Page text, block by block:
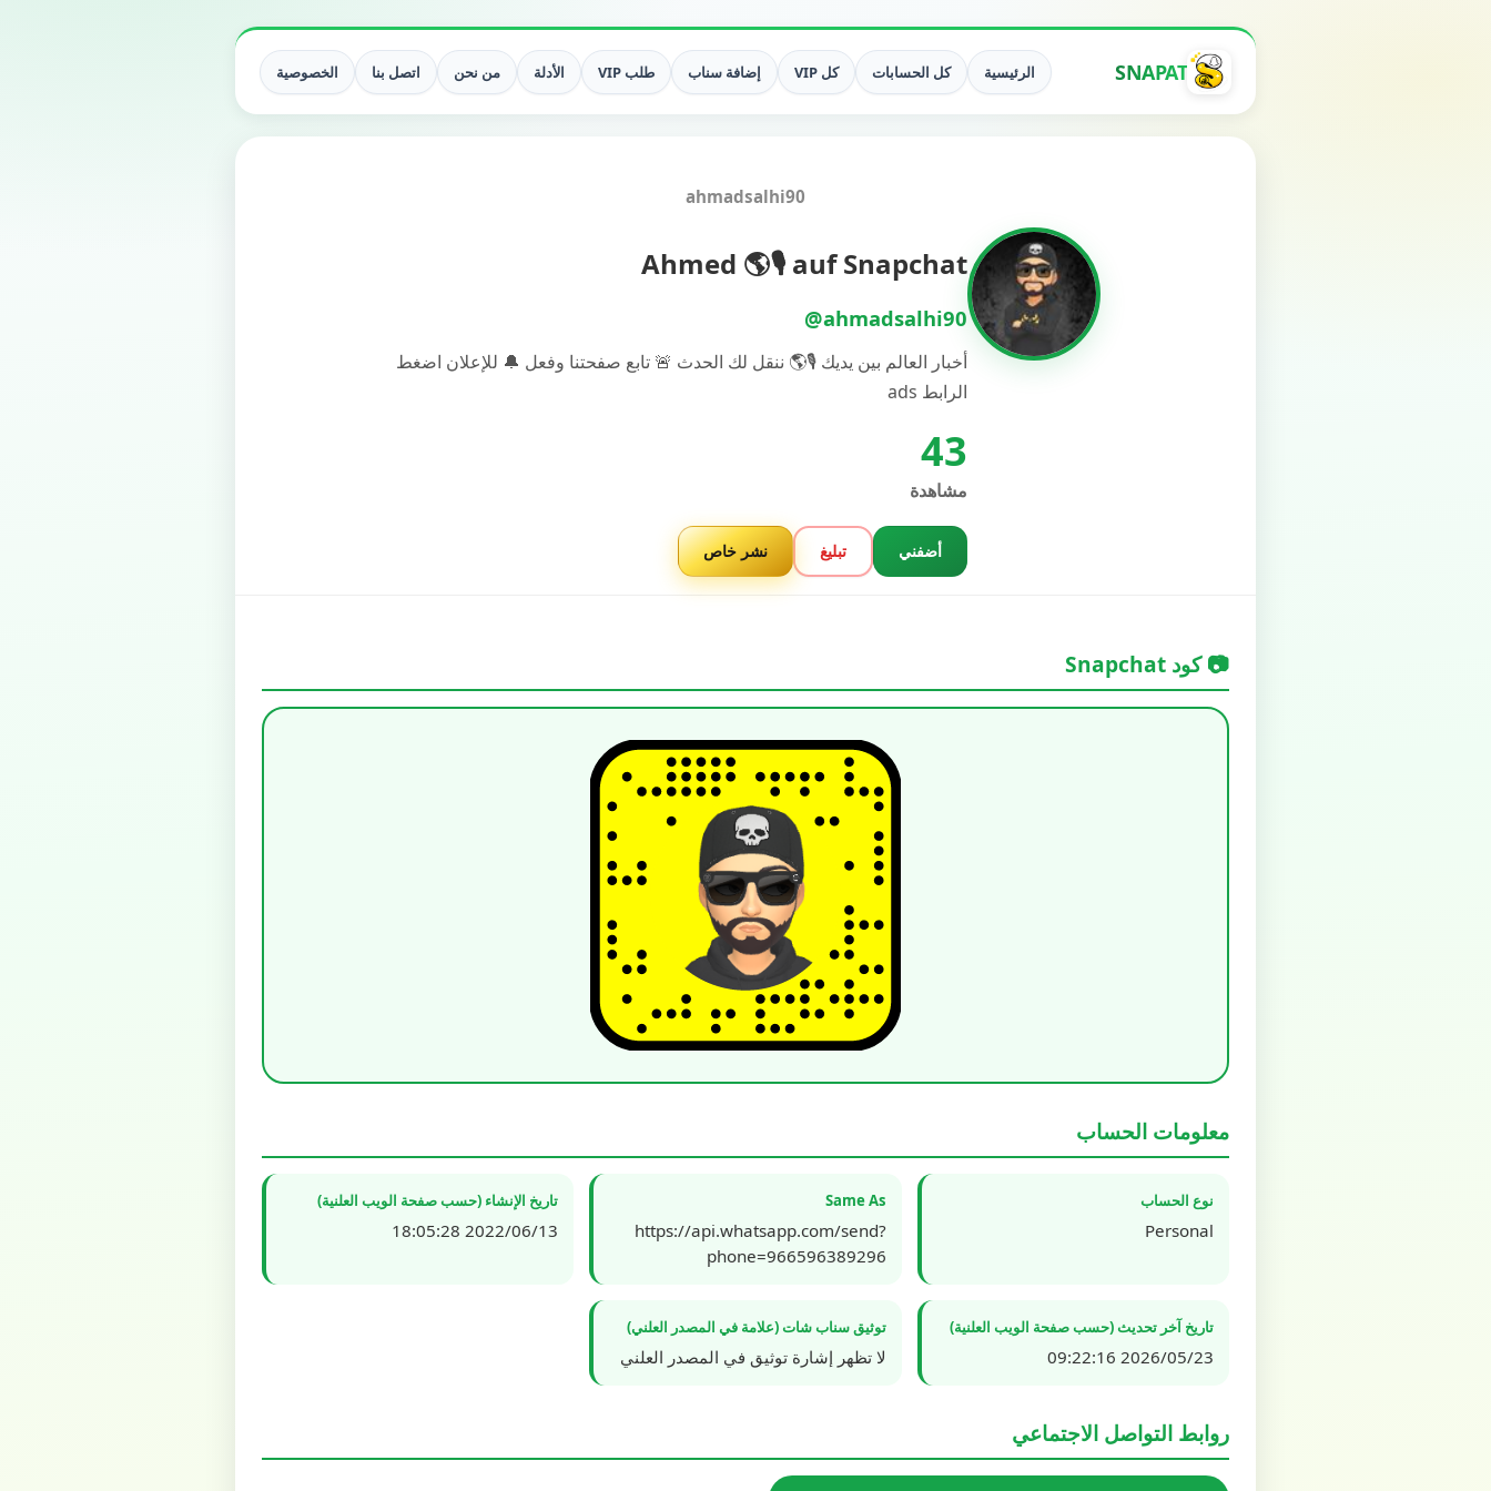
SNAPAT الرئيسية كل الحسابات كل VIP إضافة سناب طلب VIP الأدلة من نحن اتصل بنا الخصوصية
ahmadsalhi90
Ahmed 🌎🎙️ auf Snapchat
@ahmadsalhi90
أخبار العالم بين يديك 🎙️🌎 ننقل لك الحدث 🚨 تابع صفحتنا وفعل 🔔 للإعلان اضغط
الرابط ads
43
مشاهدة
أضفني تبليغ نشر خاص
📷 كود Snapchat
معلومات الحساب
نوع الحساب
Personal
Same As
https://api.whatsapp.com/send?
phone=966596389296
تاريخ الإنشاء (حسب صفحة الويب العلنية)
2022/06/13 18:05:28
تاريخ آخر تحديث (حسب صفحة الويب العلنية)
2026/05/23 09:22:16
توثيق سناب شات (علامة في المصدر العلني)
لا تظهر إشارة توثيق في المصدر العلني
روابط التواصل الاجتماعي